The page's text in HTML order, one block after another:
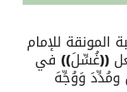
المونقة للإمام
((غُسِّلَ)) في
ومُدِّدَ وَوُجِّهَ